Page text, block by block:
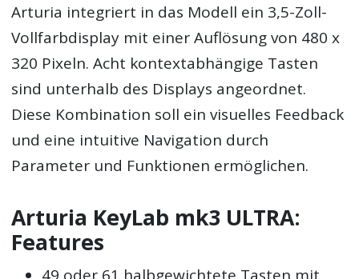
Arturia integriert in das Modell ein 3,5-Zoll-
Vollfarbdisplay mit einer Auflösung von 480 x
320 Pixeln. Acht kontextabhängige Tasten
sind unterhalb des Displays angeordnet.
Diese Kombination soll ein visuelles Feedback
und eine intuitive Navigation durch
Parameter und Funktionen ermöglichen.
Arturia KeyLab mk3 ULTRA:
Features